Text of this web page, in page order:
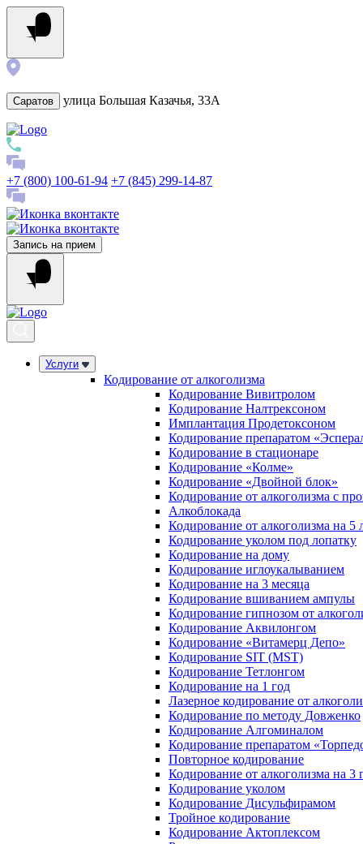
Саратов улица Большая Казачья, 33А
+7 (800) 100-61-94 +7 (845) 299-14-87
Запись на прием
Услуги
Кодирование от алкоголизма
Кодирование Вивитролом
Кодирование Налтрексоном
Имплантация Продетоксоном
Кодирование препаратом
Кодирование в стационаре
Кодирование «Колме»
Кодирование «Двойной блок»
Кодирование от алкоголизма с
Алкоблокада
Кодирование от алкоголизма на 5
Кодирование уколом под лопатку
Кодирование на дому
Кодирование иглоукалыванием
Кодирование на 3 месяца
Кодирование вшиванием ампулы
Кодирование гипнозом от
Кодирование Аквилонгом
Кодирование «Витамерц Депо»
Кодирование SIT (MST)
Кодирование Тетлонгом
Кодирование на 1 год
Лазерное кодирование от
Кодирование по методу Довженко
Кодирование Алгоминалом
Кодирование препаратом
Повторное кодирование
Кодирование от алкоголизма на 3
Кодирование уколом
Кодирование Дисульфирамом
Тройное кодирование
Кодирование Актоплексом